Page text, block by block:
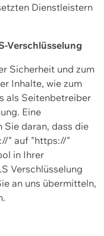
Dienstleistern
Verschlüsselung
Sicherheit und zum
Inhalte, wie zum
als Seitenbetreiber
Eine
Sie daran, dass die
" auf "https://"
in Ihrer
Verschlüsselung
an uns übermitteln,